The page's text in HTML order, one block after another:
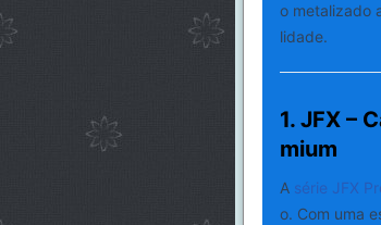
o metalizado
lidade.
1. JFX –
mium
A série JFX
o. Com uma